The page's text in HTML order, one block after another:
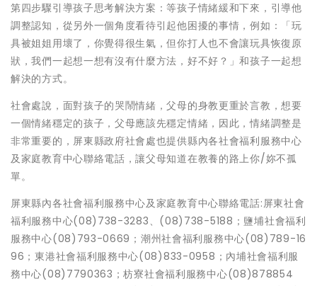
第四步驟引導孩子思考解決方案：等孩子情緒緩和下來，引導他
調整認知，從另外一個角度看待引起他困擾的事情，例如：「玩
具被姐姐用壞了，你覺得很生氣，但你打人也不會讓玩具恢復原
狀，我們一起想一想有沒有什麼方法，好不好？」和孩子一起想
解決的方式。
社會處說，面對孩子的哭鬧情緒，父母的身教更重於言教，想要
一個情緒穩定的孩子，父母應該先穩定情緒，因此，情緒調整是
非常重要的，屏東縣政府社會處也提供縣內各社會福利服務中心
及家庭教育中心聯絡電話，讓父母知道在教養的路上你/妳不孤
單。
屏東縣內各社會福利服務中心及家庭教育中心聯絡電話:屏東社會
福利服務中心(08)738-3283、(08)738-5188；鹽埔社會福利
服務中心(08)793-0669；潮州社會福利服務中心(08)789-16
96；東港社會福利服務中心(08)833-0958；內埔社會福利服
務中心(08)7790363；枋寮社會福利服務中心(08)878854